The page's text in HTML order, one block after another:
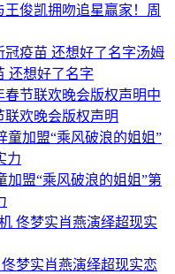
追星赢家！周
汤姆
还想好了名字
中
欢晚会版权声明
盟“乘风破浪的姐姐”第
梦实肖燕演绎超现实恋